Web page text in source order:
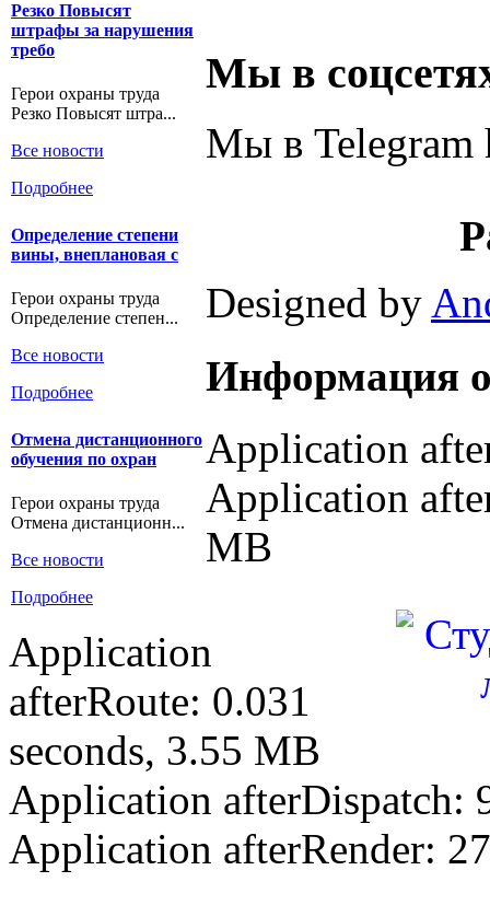
Резко Повысят
штрафы за нарушения
требо
Герои охраны труда
Резко Повысят штра...
Все новости
Подробнее
Определение степени
вины, внеплановая с
Герои охраны труда
Определение степен...
Все новости
Подробнее
Отмена дистанционного
обучения по охран
Герои охраны труда
Отмена дистанционн...
Все новости
Подробнее
Мы в
Мы в Telegram
Designed by
Информация
Application
Application
MB
Application
afterRoute: 0.031
seconds, 3.55 MB
Application afterDispatch:
Application afterRender: